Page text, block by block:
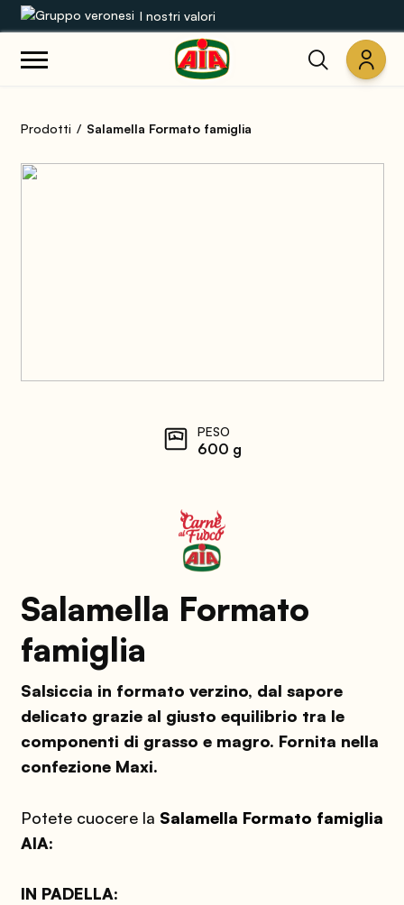
I nostri valori
Ricette
Prodotti Salamella Formato famiglia
PESO
600 g
Salamella Formato
famiglia
Salsiccia in formato verzino, dal sapore
delicato grazie al giusto equilibrio tra le
componenti di grasso e magro. Fornita nella
confezione Maxi.
Potete cuocere la Salamella Formato famiglia
AIA:
IN PADELLA: